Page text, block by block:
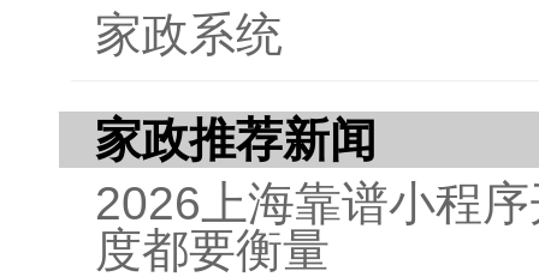
家政系统
家政推荐新闻
2026上海靠谱小程
度都要衡量